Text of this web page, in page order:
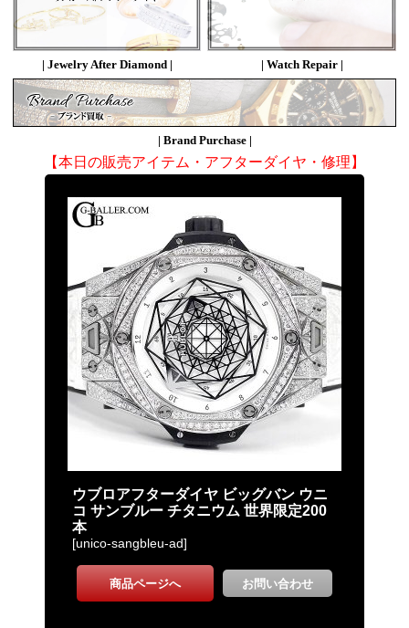
| Jewelry After Diamond | | Watch Repair |
| Brand Purchase |
【本日の販売アイテム・アフターダイヤ・修理】